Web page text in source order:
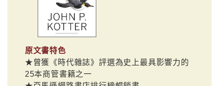
原文書特色
★曾獲《時代雜誌》評選為史上最具影響力的
25本商管書籍之一